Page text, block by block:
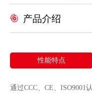
产品介绍
性能特点
通过CCC、CE、ISO9001